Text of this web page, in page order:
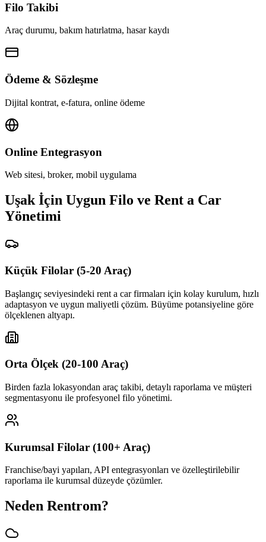
Filo Takibi
Araç durumu, bakım hatırlatma, hasar kaydı
Ödeme & Sözleşme
Dijital kontrat, e-fatura, online ödeme
Online Entegrasyon
Web sitesi, broker, mobil uygulama
Uşak İçin Uygun Filo ve Rent a Car
Yönetimi
Küçük Filolar (5-20 Araç)
Başlangıç seviyesindeki rent a car firmaları için kolay kurulum, hızlı
adaptasyon ve uygun maliyetli çözüm. Büyüme potansiyeline göre
ölçeklenen altyapı.
Orta Ölçek (20-100 Araç)
Birden fazla lokasyondan araç takibi, detaylı raporlama ve müşteri
segmentasyonu ile profesyonel filo yönetimi.
Kurumsal Filolar (100+ Araç)
Franchise/bayi yapıları, API entegrasyonları ve özelleştirilebilir
raporlama ile kurumsal düzeyde çözümler.
Neden Rentrom?